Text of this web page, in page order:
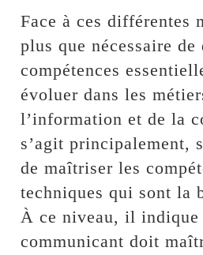
Face à ces différentes
plus que nécessaire de
compétences
évoluer dans les
l’information et de la
s’agit principalement,
de maîtriser les
techniques qui sont la
À ce niveau, il indique
communicant doit